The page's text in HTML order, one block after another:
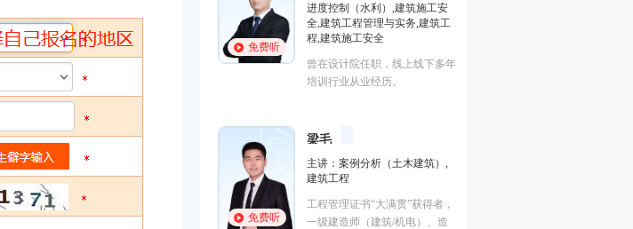
免费听
进度控制（水利）,建筑施工安
全,建筑工程管理与实务,建筑工
程,建筑施工安全
曾在设计院任职，线上线下多年
培训行业从业经历。
免费听
梁毛
主讲：案例分析（土木建筑）,
建筑工程
工程管理证书“大满贯”获得者，
一级建造师（建筑/机电）、造